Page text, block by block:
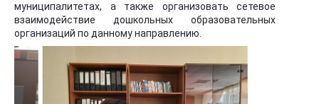
муниципалитетах, а также организовать сетевое
взаимодействие дошкольных образовательных
организаций по данному направлению.